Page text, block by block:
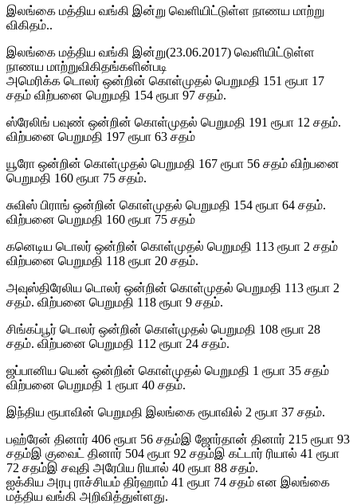
இலங்கை மத்திய வங்கி இன்று வெளியிட்டுள்ள நாணய மாற்று
விகிதம்..
இலங்கை மத்திய வங்கி இன்று(23.06.2017) வெளியிட்டுள்ள
நாணய மாற்றுவிகிதங்களின்படி
அமெரிக்க டொலர் ஒன்றின் கொள்முதல் பெறுமதி 151 ரூபா 17
சதம் விற்பனை பெறுமதி 154 ரூபா 97 சதம்.
ஸ்ரேலிங் பவுண் ஒன்றின் கொள்முதல் பெறுமதி 191 ரூபா 12 சதம்.
விற்பனை பெறுமதி 197 ரூபா 63 சதம்
யூரோ ஒன்றின் கொள்முதல் பெறுமதி 167 ரூபா 56 சதம் விற்பனை
பெறுமதி 160 ரூபா 75 சதம்.
சுவிஸ் பிராங் ஒன்றின் கொள்முதல் பெறுமதி 154 ரூபா 64 சதம்.
விற்பனை பெறுமதி 160 ரூபா 75 சதம்
கனெடிய டொலர் ஒன்றின் கொள்முதல் பெறுமதி 113 ரூபா 2 சதம்
விற்பனை பெறுமதி 118 ரூபா 20 சதம்.
அவுஸ்திரேலிய டொலர் ஒன்றின் கொள்முதல் பெறுமதி 113 ரூபா 2
சதம். விற்பனை பெறுமதி 118 ரூபா 9 சதம்.
சிங்கப்பூர் டொலர் ஒன்றின் கொள்முதல் பெறுமதி 108 ரூபா 28
சதம். விற்பனை பெறுமதி 112 ரூபா 24 சதம்.
ஜப்பானிய யென் ஒன்றின் கொள்முதல் பெறுமதி 1 ரூபா 35 சதம்
விற்பனை பெறுமதி 1 ரூபா 40 சதம்.
இந்திய ரூபாவின் பெறுமதி இலங்கை ரூபாவில் 2 ரூபா 37 சதம்.
பஹ்ரேன் தினார் 406 ரூபா 56 சதம்இ ஜோர்தான் தினார் 215 ரூபா 93
சதம்இ குவைட் தினார் 504 ரூபா 92 சதம்இ கட்டார் ரியால் 41 ரூபா
72 சதம்இ சவுதி அரேபிய ரியால் 40 ரூபா 88 சதம்.
ஐக்கிய அரபு ராச்சியம் திர்ஹாம் 41 ரூபா 74 சதம் என இலங்கை
மத்திய வங்கி அறிவித்துள்ளது.